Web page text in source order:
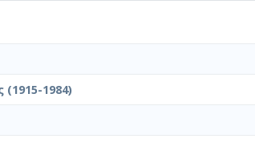
(1915-1984)